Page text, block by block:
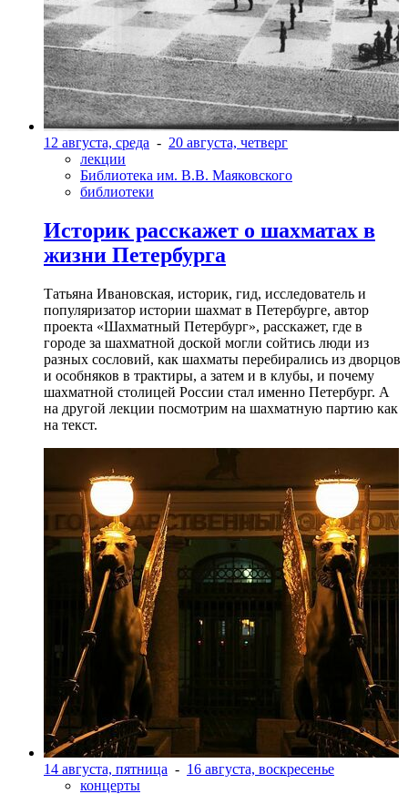
12 августа, среда - 20 августа, четверг
лекции
Библиотека им. В.В. Маяковского
библиотеки
Историк расскажет о шахматах в
жизни Петербурга
Татьяна Ивановская, историк, гид, исследователь и
популяризатор истории шахмат в Петербурге, автор
проекта «Шахматный Петербург», расскажет, где в
городе за шахматной доской могли сойтись люди из
разных сословий, как шахматы перебирались из дворцов
и особняков в трактиры, а затем и в клубы, и почему
шахматной столицей России стал именно Петербург. А
на другой лекции посмотрим на шахматную партию как
на текст.
14 августа, пятница - 16 августа, воскресенье
концерты